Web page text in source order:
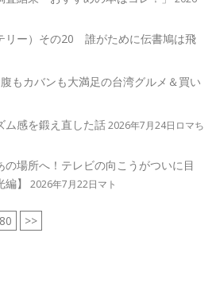
リー）その20 誰がために伝書鳩は飛
もカバンも大満足の台湾グルメ＆買い
ム感を鍛え直した話2026年7月24日ロマち
場所へ！テレビの向こうがついに目
】
2026年7月22日マト
80 >>